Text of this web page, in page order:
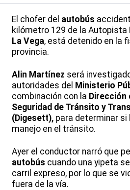
El chofer del autobús
kilómetro 129 de la Autopista
La Vega, está detenido en la
provincia.
Alin Martínez será
autoridades del Ministerio
combinación con la Dirección
Seguridad de Tránsito y
(Digesett), para determinar si
manejo en el tránsito.
Ayer el conductor narró que
autobús cuando una yipeta
carril expreso, por lo que se
fuera de la vía.